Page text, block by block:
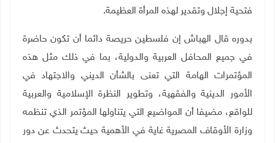
فتحية إجلال وتقدير لهذه المرأة العظيمة.
بدوره قال الهباش إن فلسطين حريصة دائما أن تكون حاضرة
في جميع المحافل العربية والدولية، بما في ذلك مثل هذه
المؤتمرات الهامة التي تعنى بالشأن الديني والاجتهاد في
الأمور الدينية والفقهية، وتطوير النظرة الإسلامية والعربية
للواقع، مضيفا أن المواضيع التي يتناولها المؤتمر الذي تنظمه
وزارة الأوقاف المصرية غاية في الأهمية حيث يتحدث عن دور